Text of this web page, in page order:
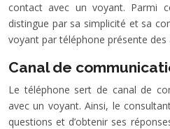
contact avec un voyant. Parmi
distingue par sa simplicité et sa
voyant par téléphone présente des
Canal de
Le téléphone sert de canal de
avec un voyant. Ainsi, le
questions et d’obtenir ses